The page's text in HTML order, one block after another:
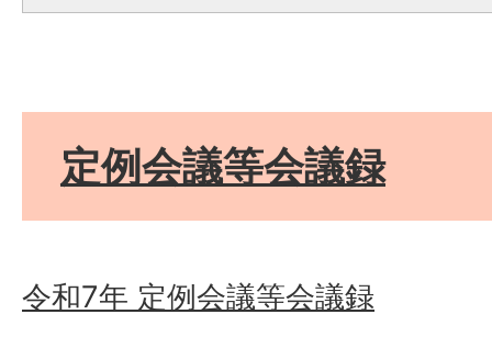
定例会議等会議録
令和7年 定例会議等会議録